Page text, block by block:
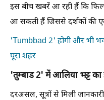
इस बीच खबरें आ रही हैं कि
आ सकती हैं जिससे दर्शकों की
'Tumbbad 2' होगी और भी
पूरा शहर
'तुम्बाड 2' में आलिया भट्ट
दरअसल, सूत्रों से मिली